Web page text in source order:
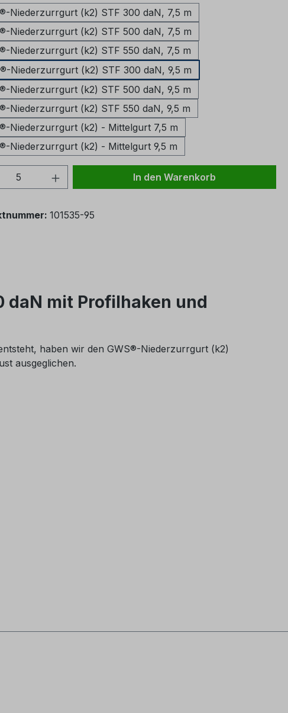
Niederzurrgurt (k2) STF 300 daN, 7,5 m
Niederzurrgurt (k2) STF 500 daN, 7,5 m
Niederzurrgurt (k2) STF 550 daN, 7,5 m
Niederzurrgurt (k2) STF 300 daN, 9,5 m
Niederzurrgurt (k2) STF 500 daN, 9,5 m
Niederzurrgurt (k2) STF 550 daN, 9,5 m
Niederzurrgurt (k2) - Mittelgurt 7,5 m
Niederzurrgurt (k2) - Mittelgurt 9,5 m
Anzahl: Gib den gewünschten Wert
In den Warenkorb
101535-95
mit Profilhaken und
haben wir den GWS®-Niederzurrgurt (k2)
ausgeglichen.